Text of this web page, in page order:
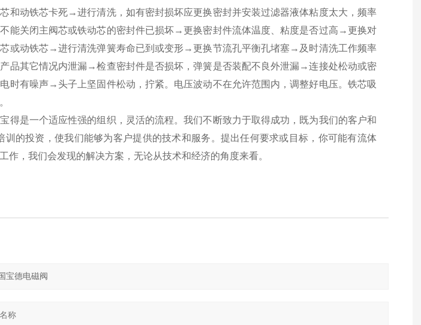
和动铁芯卡死→进行清洗，如有密封损坏应更换密封并安装过滤器液体粘度太大，频率
能关闭主阀芯或铁动芯的密封件已损坏→更换密封件流体温度、粘度是否过高→更换对
或动铁芯→进行清洗弹簧寿命已到或变形→更换节流孔平衡孔堵塞→及时清洗工作频率
品其它情况内泄漏→检查密封件是否损坏，弹簧是否装配不良外泄漏→连接处松动或密
时有噪声→头子上坚固件松动，拧紧。电压波动不在允许范围内，调整好电压。铁芯吸
得是一个适应性强的组织，灵活的流程。我们不断致力于取得成功，既为我们的客户和
训的投资，使我们能够为客户提供的技术和服务。提出任何要求或目标，你可能有流体
作，我们会发现的解决方案，无论从技术和经济的角度来看。